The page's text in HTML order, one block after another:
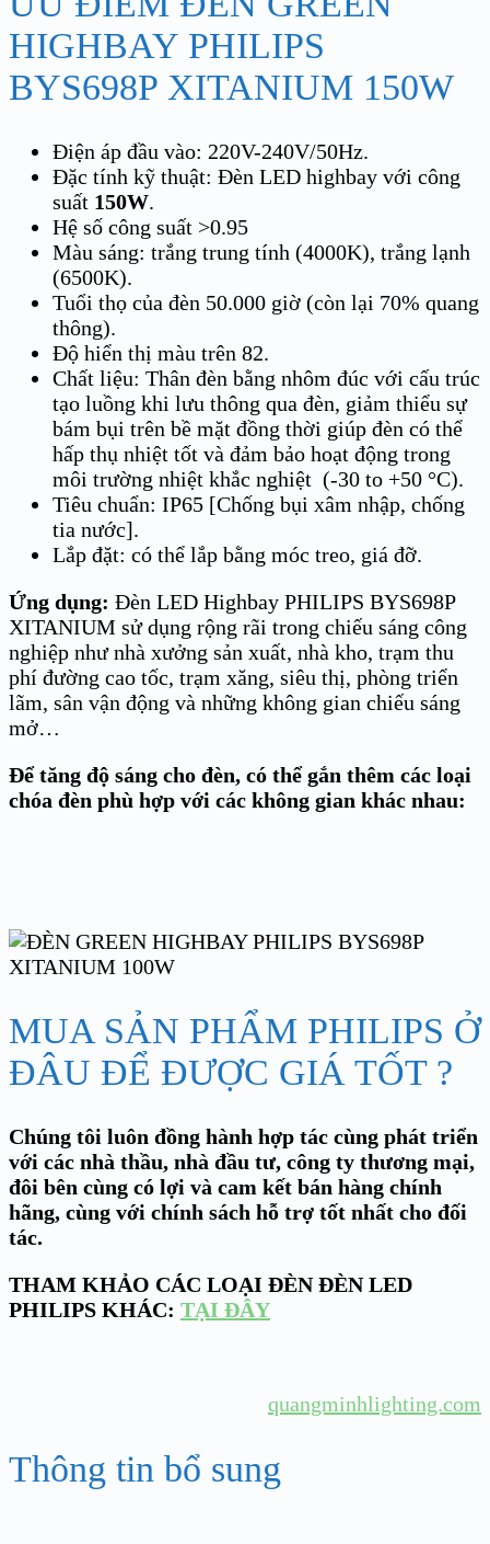
HIGHBAY PHILIPS
BYS698P XITANIUM 150W
Điện áp đầu vào: 220V-240V/50Hz.
Đặc tính kỹ thuật: Đèn LED highbay với công
suất 150W.
Hệ số công suất >0.95
Màu sáng: trắng trung tính (4000K), trắng lạnh
(6500K).
Tuổi thọ của đèn 50.000 giờ (còn lại 70% quang
thông).
Độ hiển thị màu trên 82.
Chất liệu: Thân đèn bằng nhôm đúc với cấu trúc
tạo luồng khi lưu thông qua đèn, giảm thiểu sự
bám bụi trên bề mặt đồng thời giúp đèn có thể
hấp thụ nhiệt tốt và đảm bảo hoạt động trong
môi trường nhiệt khắc nghiệt (-30 to +50 °C).
Tiêu chuẩn: IP65 [Chống bụi xâm nhập, chống
tia nước].
Lắp đặt: có thể lắp bằng móc treo, giá đỡ.
Ứng dụng: Đèn LED Highbay PHILIPS BYS698P
XITANIUM sử dụng rộng rãi trong chiếu sáng công
nghiệp như nhà xưởng sản xuất, nhà kho, trạm thu
phí đường cao tốc, trạm xăng, siêu thị, phòng triển
lãm, sân vận động và những không gian chiếu sáng
mở…
Để tăng độ sáng cho đèn, có thể gắn thêm các loại
chóa đèn phù hợp với các không gian khác nhau:
MUA SẢN PHẨM PHILIPS Ở
ĐÂU ĐỂ ĐƯỢC GIÁ TỐT ?
Chúng tôi luôn đồng hành hợp tác cùng phát triển
với các nhà thầu, nhà đầu tư, công ty thương mại,
đôi bên cùng có lợi và cam kết bán hàng chính
hãng, cùng với chính sách hỗ trợ tốt nhất cho đối
tác.
THAM KHẢO CÁC LOẠI ĐÈN ĐÈN LED
PHILIPS KHÁC: TẠI ĐÂY
quangminhlighting.com
Thông tin bổ sung